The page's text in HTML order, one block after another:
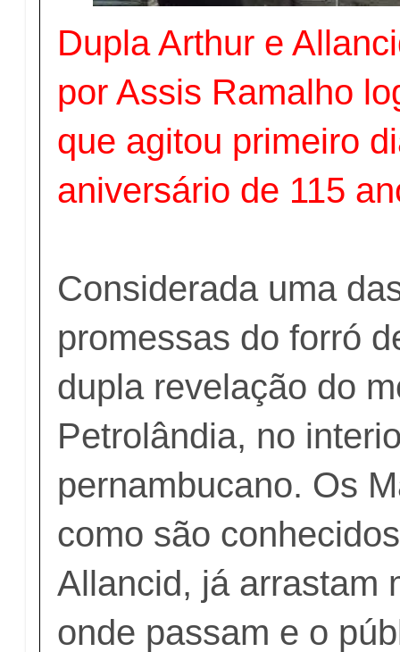
Dupla Arthur e
por Assis Ramalho
que agitou primeiro
aniversário de 115
Considerada uma
promessas do forró
dupla revelação do
Petrolândia, no
pernambucano. Os
como são
Allancid, já arrastam
onde passam e o